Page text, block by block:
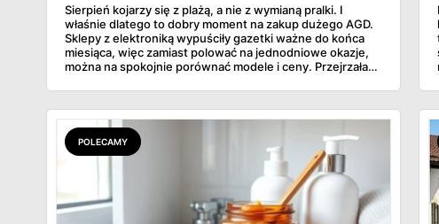
Sierpień kojarzy się z plażą, a nie z wymianą pralki. I
właśnie dlatego to dobry moment na zakup dużego AGD.
Sklepy z elektroniką wypuściły gazetki ważne do końca
miesiąca, więc zamiast polować na jednodniowe okazje,
można na spokojnie porównać modele i ceny. Przejrzałam
znalazłam, z cenami i terminami.
POLECAMY